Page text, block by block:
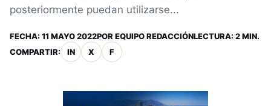
posteriormente puedan utilizarse...
FECHA: 11 MAYO 2022POR EQUIPO REDACCIÓNLECTURA: 2 MIN.
COMPARTIR:
IN X F